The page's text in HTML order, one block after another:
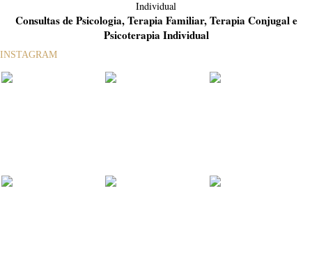
Consultas de Psicologia, Terapia Familiar, Terapia Conjugal e
Psicoterapia Individual
INSTAGRAM